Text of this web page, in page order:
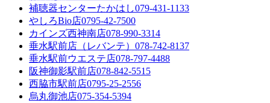
補聴器センターたかはし079-431-1133
やしろBio店0795-42-7500
カインズ西神南店078-990-3314
垂水駅前店（レバンテ） 078-742-8137
垂水駅前ウエステ店078-797-4488
阪神御影駅前店078-842-5515
西脇市駅前店0795-25-2556
烏丸御池店075-354-5394